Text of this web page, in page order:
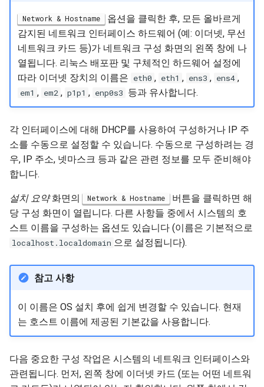
Network & Hostname 옵션을 클릭한 후, 모든 올바르게
감지된 네트워크 인터페이스 하드웨어 (예: 이더넷, 무선
네트워크 카드 등)가 네트워크 구성 화면의 왼쪽 창에 나
열됩니다. 리눅스 배포판 및 구체적인 하드웨어 설정에
따라 이더넷 장치의 이름은 eth0 , eth1 , ens3 , ens4 ,
em1 , em2 , p1p1 , enp0s3 등과 유사합니다.
각 인터페이스에 대해 DHCP를 사용하여 구성하거나 IP 주
소를 수동으로 설정할 수 있습니다. 수동으로 구성하려는 경
우, IP 주소, 넷마스크 등과 같은 관련 정보를 모두 준비해야
합니다.
설치 요약화면의 Network & Hostname 버튼을 클릭하면 해
당 구성 화면이 열립니다. 다른 사항들 중에서 시스템의 호
스트 이름을 구성하는 옵션도 있습니다 (이름은 기본적으로
localhost.localdomain 으로 설정됩니다).
참고 사항
이 이름은 OS 설치 후에 쉽게 변경할 수 있습니다. 현재
는 호스트 이름에 제공된 기본값을 사용합니다.
다음 중요한 구성 작업은 시스템의 네트워크 인터페이스와
관련됩니다. 먼저, 왼쪽 창에 이더넷 카드 (또는 어떤 네트워